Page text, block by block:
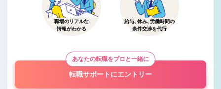
職場のリアルな
情報がわかる
給与、休み、労働時間の
条件交渉を代行
あなたの転職をプロと一緒に
転職サポートにエントリー